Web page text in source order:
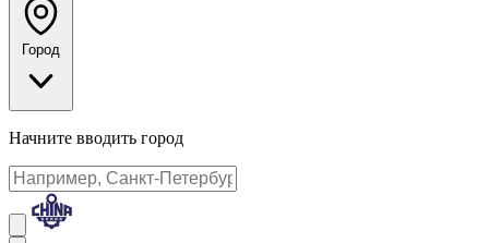
Город
Начните вводить город